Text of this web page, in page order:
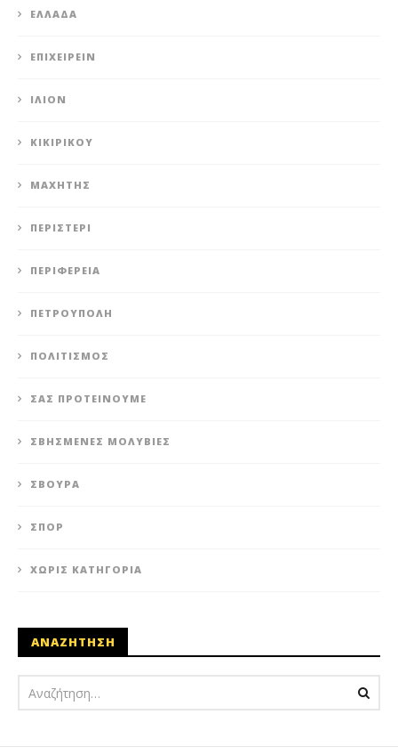
ΕΛΛΆΔΑ
ΕΠΙΧΕΙΡΕΊΝ
ΊΛΙΟΝ
ΚΙΚΙΡΙΚΟΥ
ΜΑΧΗΤΗΣ
ΠΕΡΙΣΤΈΡΙ
ΠΕΡΙΦΈΡΕΙΑ
ΠΕΤΡΟΎΠΟΛΗ
ΠΟΛΙΤΙΣΜΌΣ
ΣΑΣ ΠΡΟΤΕΊΝΟΥΜΕ
ΣΒΗΣΜΈΝΕΣ ΜΟΛΥΒΙΈΣ
ΣΒΟΎΡΑ
ΣΠΟΡ
ΧΩΡΊΣ ΚΑΤΗΓΟΡΊΑ
ΑΝΑΖΗΤΗΣΗ